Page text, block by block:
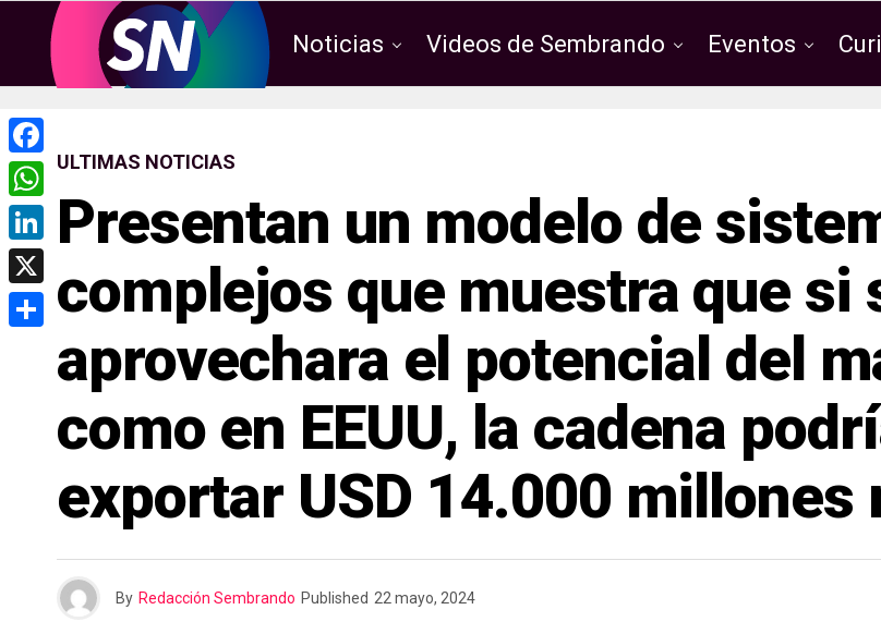
Noticias Videos de Sembrando Eventos
ULTIMAS NOTICIAS
Presentan un modelo de
complejos que muestra que si
aprovechara el potencial del
como en EEUU, la cadena
exportar USD 14.000 millones
By Redacción Sembrando Published 22 mayo, 2024
F
a
c
e
b
W
h
a
L
i
n
X